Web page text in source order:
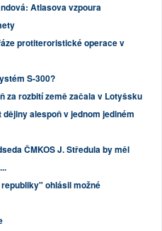
Atlasova vzpoura
protiteroristické operace v
S-300?
za rozbití země začala v Lotyšsku
dějiny alespoň v jednom jediném
ČMKOS J. Středula by měl
ohlásil možné